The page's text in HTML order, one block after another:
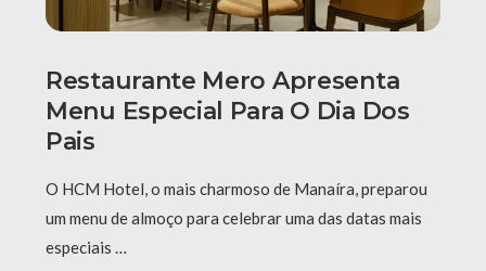
Restaurante Mero Apresenta
Menu Especial Para O Dia Dos
Pais
O HCM Hotel, o mais charmoso de Manaíra, preparou
um menu de almoço para celebrar uma das datas mais
especiais …